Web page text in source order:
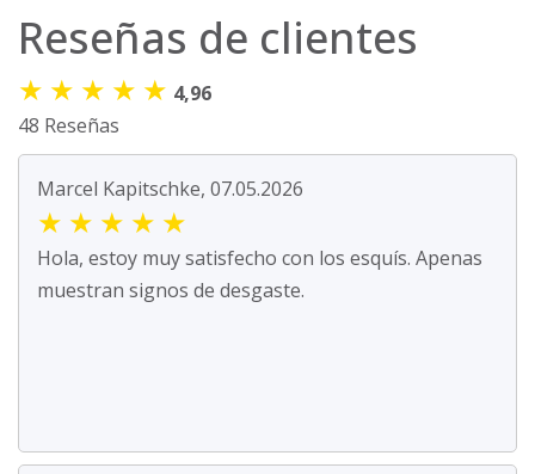
Reseñas de clientes
★ ★ ★ ★ ★ 4,96
48 Reseñas
Marcel Kapitschke, 07.05.2026
★ ★ ★ ★ ★
Hola, estoy muy satisfecho con los esquís. Apenas
muestran signos de desgaste.